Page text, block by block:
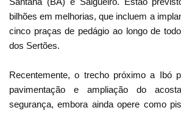
bilhões em melhorias, que incluem a
cinco praças de pedágio ao longo de
dos Sertões.
Recentemente, o trecho próximo a Ibó
pavimentação e ampliação do
segurança, embora ainda opere como